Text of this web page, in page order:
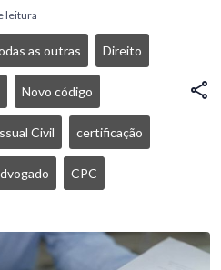
leitura
as outras Direito
Novo código
Civil certificação
CPC